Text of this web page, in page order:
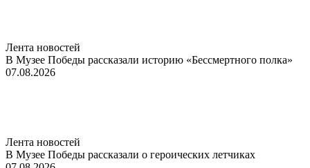
Лента новостей
В Музее Победы рассказали историю «Бессмертного полка»
07.08.2026
Лента новостей
В Музее Победы рассказали о героических летчиках